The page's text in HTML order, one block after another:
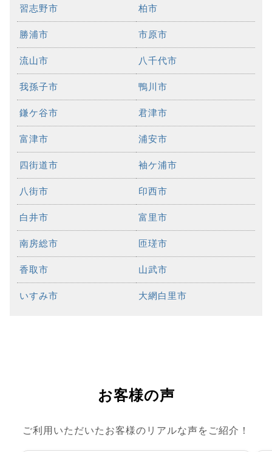
習志野市 柏市
勝浦市 市原市
流山市 八千代市
我孫子市 鴨川市
鎌ケ谷市 君津市
富津市 浦安市
四街道市 袖ケ浦市
八街市 印西市
白井市 富里市
南房総市 匝瑳市
香取市 山武市
いすみ市 大網白里市
お客様の声
ご利用いただいたお客様のリアルな声をご紹介！